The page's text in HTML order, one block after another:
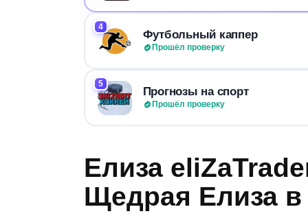
4
Футбольный каппер
Прошёл проверку
5
Прогнозы на спорт
Прошёл проверку
Елиза
Щедрая Елиза в